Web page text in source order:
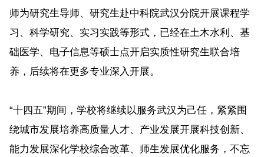
师为研究生导师、研究生赴中科院武汉分院开展课程学
习、科学研究、实习实践等形式，已经在土木水利、基
础医学、电子信息等硕士点开启实质性研究生联合培
养，后续将在更多专业深入开展。
“十四五”期间，学校将继续以服务武汉为己任，紧紧围
绕城市发展培养高质量人才、产业发展开展科技创新、
能力发展深化学校综合改革、师生发展优化服务，不忘